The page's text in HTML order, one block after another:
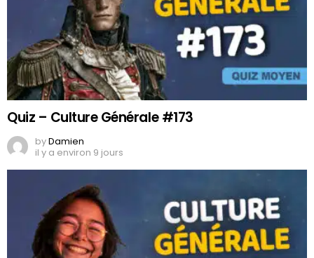
Quiz – Culture Générale #173
byDamien
il y a environ 9 jours